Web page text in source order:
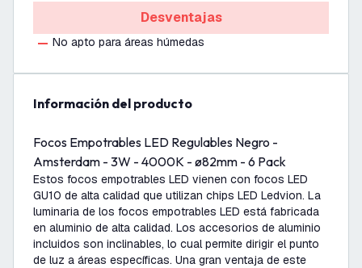
Desventajas
No apto para áreas húmedas
información del producto
Focos Empotrables LED Regulables Negro -
Amsterdam - 3W - 4000K - ø82mm - 6 Pack
Estos focos empotrables LED vienen con focos LED
GU10 de alta calidad que utilizan chips LED Ledvion. La
luminaria de los focos empotrables LED está fabricada
en aluminio de alta calidad. Los accesorios de aluminio
incluidos son inclinables, lo cual permite dirigir el punto
de luz a áreas específicas. Una gran ventaja de este